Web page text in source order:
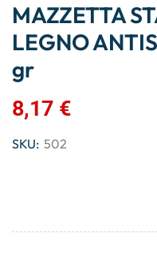
MAZZETTA
LEGNO
gr
8,17 €
SKU: 502